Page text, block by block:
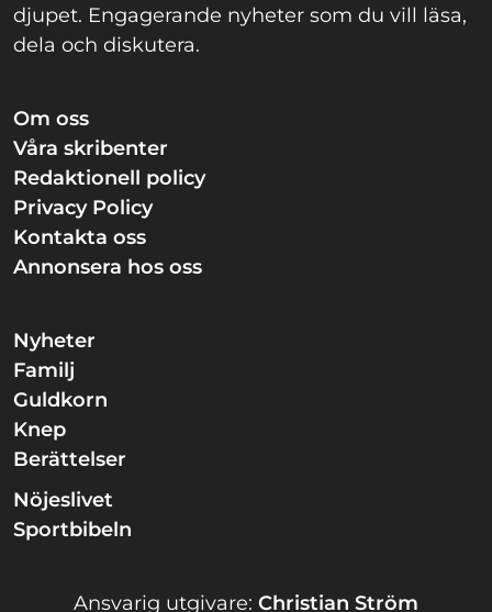
djupet. Engagerande nyheter som du vill läsa,
dela och diskutera.
Om oss
Våra skribenter
Redaktionell policy
Privacy Policy
Kontakta oss
Annonsera hos oss
Nyheter
Familj
Guldkorn
Knep
Berättelser
Nöjeslivet
Sportbibeln
Ansvarig utgivare: Christian Ström